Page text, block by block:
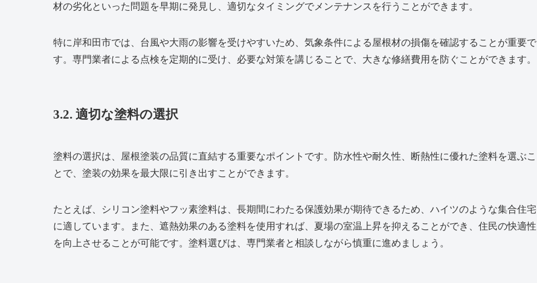
材の劣化といった問題を早期に発見し、適切なタイミングでメンテナンスを行うことができます。
特に岸和田市では、台風や大雨の影響を受けやすいため、気象条件による屋根材の損傷を確認することが重要で
す。専門業者による点検を定期的に受け、必要な対策を講じることで、大きな修繕費用を防ぐことができます。
3.2. 適切な塗料の選択
塗料の選択は、屋根塗装の品質に直結する重要なポイントです。防水性や耐久性、断熱性に優れた塗料を選ぶこ
とで、塗装の効果を最大限に引き出すことができます。
たとえば、シリコン塗料やフッ素塗料は、長期間にわたる保護効果が期待できるため、ハイツのような集合住宅
に適しています。また、遮熱効果のある塗料を使用すれば、夏場の室温上昇を抑えることができ、住民の快適性
を向上させることが可能です。塗料選びは、専門業者と相談しながら慎重に進めましょう。